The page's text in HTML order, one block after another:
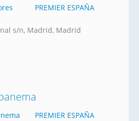
PREMIER ESPAÑA
s/n, Madrid, Madrid
PREMIER ESPAÑA